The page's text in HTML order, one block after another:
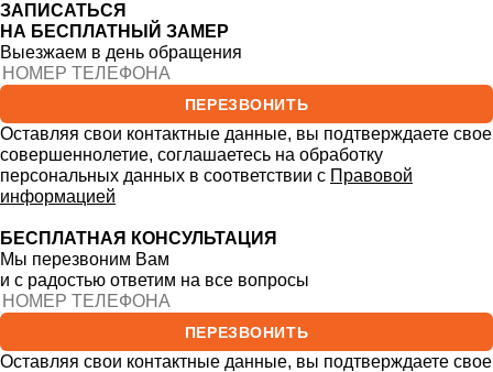
ЗАПИСАТЬСЯ
НА БЕСПЛАТНЫЙ ЗАМЕР
Выезжаем в день обращения
ПЕРЕЗВОНИТЬ
Оставляя свои контактные данные, вы подтверждаете свое
совершеннолетие, соглашаетесь на обработку
персональных данных в соответствии с Правовой
информацией
БЕСПЛАТНАЯ КОНСУЛЬТАЦИЯ
Мы перезвоним Вам
и с радостью ответим на все вопросы
ПЕРЕЗВОНИТЬ
Оставляя свои контактные данные, вы подтверждаете свое